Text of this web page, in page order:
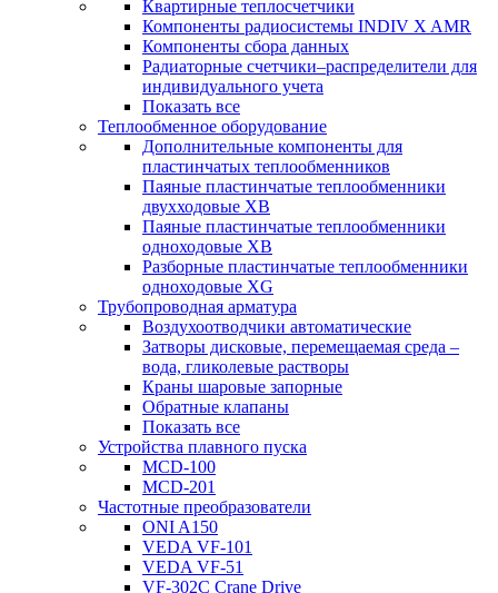
Квартирные теплосчетчики
Компоненты радиосистемы INDIV X AMR
Компоненты сбора данных
Радиаторные счетчики–распределители для
индивидуального учета
Показать все
Теплообменное оборудование
Дополнительные компоненты для
пластинчатых теплообменников
Паяные пластинчатые теплообменники
двухходовые XB
Паяные пластинчатые теплообменники
одноходовые ХВ
Разборные пластинчатые теплообменники
одноходовые ХG
Трубопроводная арматура
Воздухоотводчики автоматические
Затворы дисковые, перемещаемая среда –
вода, гликолевые растворы
Краны шаровые запорные
Обратные клапаны
Показать все
Устройства плавного пуска
MCD-100
MCD-201
Частотные преобразователи
ONI A150
VEDA VF-101
VEDA VF-51
VF-302C Crane Drive